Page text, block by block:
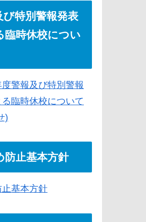
び特別警報発表
臨時休校につい
警報及び特別警報
臨時休校について
)
防止基本方針
基本方針